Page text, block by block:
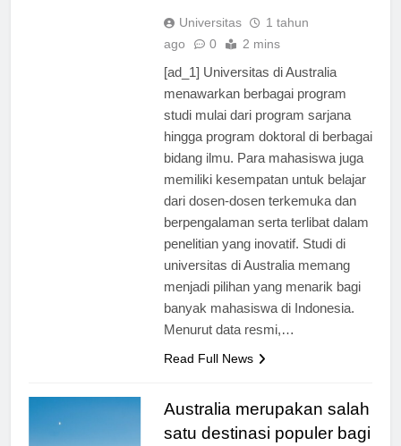
Universitas
1 tahun
ago
0 2 mins
[ad_1] Universitas di Australia
menawarkan berbagai program
studi mulai dari program sarjana
hingga program doktoral di berbagai
bidang ilmu. Para mahasiswa juga
memiliki kesempatan untuk belajar
dari dosen-dosen terkemuka dan
berpengalaman serta terlibat dalam
penelitian yang inovatif. Studi di
universitas di Australia memang
menjadi pilihan yang menarik bagi
banyak mahasiswa di Indonesia.
Menurut data resmi,…
Read Full News
Australia merupakan salah
satu destinasi populer bagi